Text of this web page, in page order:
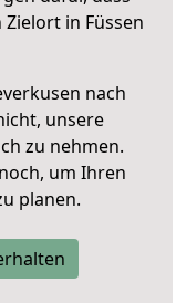
in Füssen
nach
unsere
zu nehmen.
um Ihren
planen.